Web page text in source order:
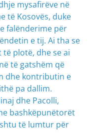
mysafirëve në
të Kosovës, duke
falënderime për
e tij. Ai tha se
plotë, dhe se ai
të gatshëm që
dhe kontributin e
pa dallim.
dhe Pacolli,
bashkëpunëtorët
të lumtur për